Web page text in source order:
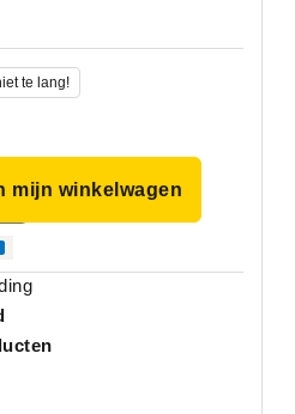
te lang!
mijn winkelwagen